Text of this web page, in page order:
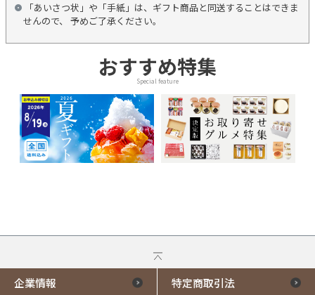
「あいさつ状」や「手紙」は、ギフト商品と同送することはできま
せんので、 予めご了承ください。
おすすめ特集
Special feature
企業情報 特定商取引法